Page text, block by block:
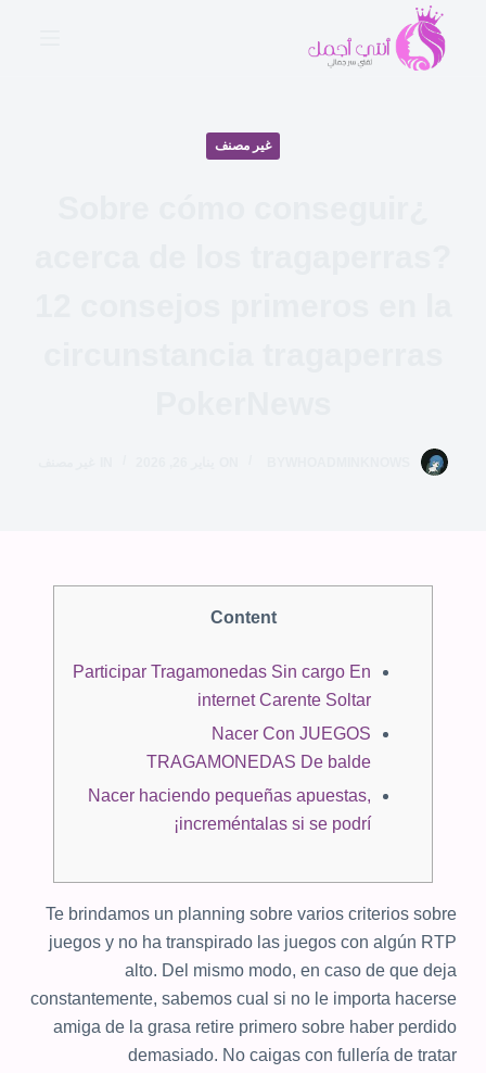
غير مصنف
Content
Participar Tragamonedas Sin cargo En
internet Carente Soltar
Nacer Con JUEGOS
TRAGAMONEDAS De balde
Nacer haciendo pequeñas apuestas,
increméntalas si se podrí¡
Te brindamos un planning sobre varios criterios sobre
juegos y no ha transpirado las juegos con algún RTP
alto. Del mismo modo, en caso de que deja
constantemente, sabemos cual si no le importa hacerse
amiga de la grasa retire primero sobre haber perdido
demasiado. No caigas con fullería de tratar